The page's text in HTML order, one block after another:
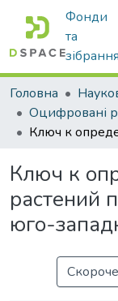
Фонди
та
зібрання
Головна
Ключ к
растений
юго-